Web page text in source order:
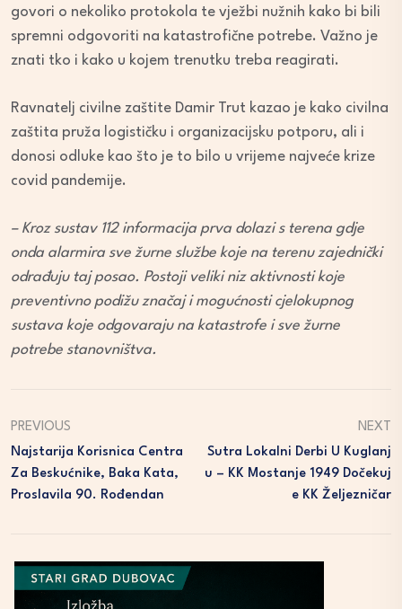
govori o nekoliko protokola te vježbi nužnih kako bi bili
spremni odgovoriti na katastrofične potrebe. Važno je
znati tko i kako u kojem trenutku treba reagirati.
Ravnatelj civilne zaštite Damir Trut kazao je kako civilna
zaštita pruža logističku i organizacijsku potporu, ali i
donosi odluke kao što je to bilo u vrijeme najveće krize
covid pandemije.
– Kroz sustav 112 informacija prva dolazi s terena gdje
onda alarmira sve žurne službe koje na terenu zajednički
odrađuju taj posao. Postoji veliki niz aktivnosti koje
preventivno podižu značaj i mogućnosti cjelokupnog
sustava koje odgovaraju na katastrofe i sve žurne
potrebe stanovništva.
PREVIOUS
Najstarija Korisnica Centra
Za Beskućnike, Baka Kata,
Proslavila 90. Rođendan
NEXT
Sutra Lokalni Derbi U Kuglanj
U – KK Mostanje 1949 Dočekuj
E KK Željezničar